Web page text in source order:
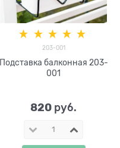
203-001
Подставка балконная 203-
001
820 руб.